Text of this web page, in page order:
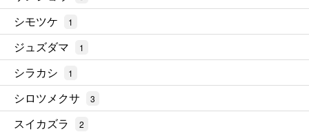
シモツケ 1
ジュズダマ 1
シラカシ 1
シロツメクサ 3
スイカズラ 2